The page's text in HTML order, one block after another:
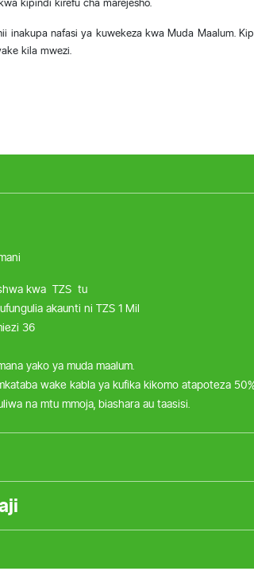
inakupa nafasi ya kuwekeza kwa Muda Maalum.
kila mwezi.
kwa TZS tu
akaunti ni TZS 1 Mil
36
yako ya muda maalum.
wake kabla ya kufika kikomo atapoteza
na mtu mmoja, biashara au taasisi.